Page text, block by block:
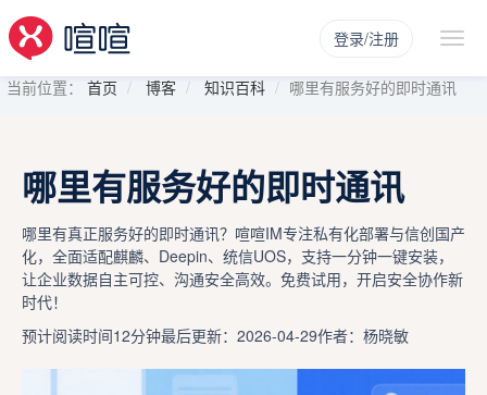
登录/注册
当前位置： 首页 博客 知识百科 哪里有服务好的即时通讯
哪里有服务好的即时通讯
哪里有真正服务好的即时通讯？喧喧IM专注私有化部署与信创国产
化，全面适配麒麟、Deepin、统信UOS，支持一分钟一键安装，
让企业数据自主可控、沟通安全高效。免费试用，开启安全协作新
时代！
预计阅读时间12分钟最后更新：2026-04-29作者：杨晓敏